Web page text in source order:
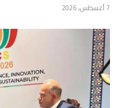
7 أغسطس، 2026